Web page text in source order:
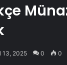
13, 2025 0 0